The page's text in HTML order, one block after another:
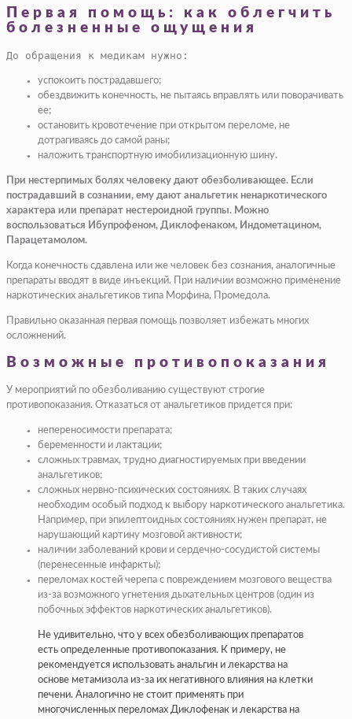
Первая помощь: как облегчить
болезненные ощущения
До обращения к медикам нужно:
успокоить пострадавшего;
обездвижить конечность, не пытаясь вправлять или поворачивать
ее;
остановить кровотечение при открытом переломе, не
дотрагиваясь до самой раны;
наложить транспортную имобилизационную шину.
При нестерпимых болях человеку дают обезболивающее. Если
пострадавший в сознании, ему дают анальгетик ненаркотического
характера или препарат нестероидной группы. Можно
воспользоваться Ибупрофеном, Диклофенаком, Индометацином,
Парацетамолом.
Когда конечность сдавлена или же человек без сознания, аналогичные
препараты вводят в виде инъекций. При наличии возможно применение
наркотических анальгетиков типа Морфина, Промедола.
Правильно оказанная первая помощь позволяет избежать многих
осложнений.
Возможные противопоказания
У мероприятий по обезболиванию существуют строгие
противопоказания. Отказаться от анальгетиков придется при:
непереносимости препарата;
беременности и лактации;
сложных травмах, трудно диагностируемых при введении
анальгетиков;
сложных нервно-психических состояниях. В таких случаях
необходим особый подход к выбору наркотического анальгетика.
Например, при эпилептоидных состояниях нужен препарат, не
нарушающий картину мозговой активности;
наличии заболеваний крови и сердечно-сосудистой системы
(перенесенные инфаркты);
переломах костей черепа с повреждением мозгового вещества
из-за возможного угнетения дыхательных центров (один из
побочных эффектов наркотических анальгетиков).
Не удивительно, что у всех обезболивающих препаратов
есть определенные противопоказания. К примеру, не
рекомендуется использовать анальгин и лекарства на
основе метамизола из-за их негативного влияния на клетки
печени. Аналогично не стоит применять при
многочисленных переломах Диклофенак и лекарства на